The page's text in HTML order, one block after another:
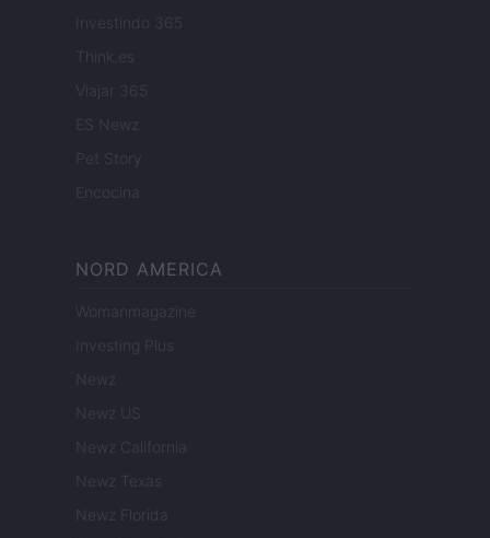
Investindo 365
Think.es
Viajar 365
ES Newz
Pet Story
Encocina
NORD AMERICA
Womanmagazine
Investing Plus
Newz
Newz US
Newz California
Newz Texas
Newz Florida